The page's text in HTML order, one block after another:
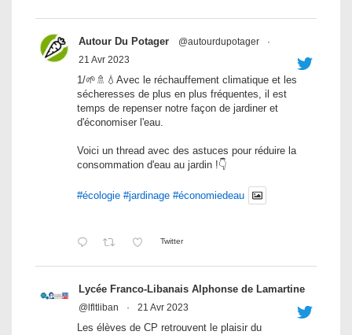
Autour Du Potager @autourdupotager
·
21 Avr 2023
1/🌱🚿💧Avec le réchauffement climatique et les
sécheresses de plus en plus fréquentes, il est
temps de repenser notre façon de jardiner et
d'économiser l'eau.
Voici un thread avec des astuces pour réduire la
consommation d'eau au jardin !👇
#écologie #jardinage #économiedeau
Twitter
Lycée Franco-Libanais Alphonse de Lamartine
@lfltliban · 21 Avr 2023
Les élèves de CP retrouvent le plaisir du